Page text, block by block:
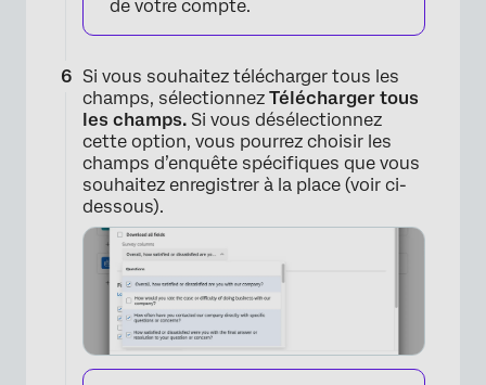
de votre compte.
Si vous souhaitez télécharger tous les
champs, sélectionnez Télécharger tous
les champs. Si vous désélectionnez
cette option, vous pourrez choisir les
champs d’enquête spécifiques que vous
souhaitez enregistrer à la place (voir ci-
dessous).